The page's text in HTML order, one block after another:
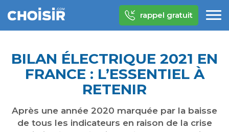
rappel gratuit
BILAN ÉLECTRIQUE 2021 EN
FRANCE : L’ESSENTIEL À
RETENIR
Après une année 2020 marquée par la baisse
de tous les indicateurs en raison de la crise